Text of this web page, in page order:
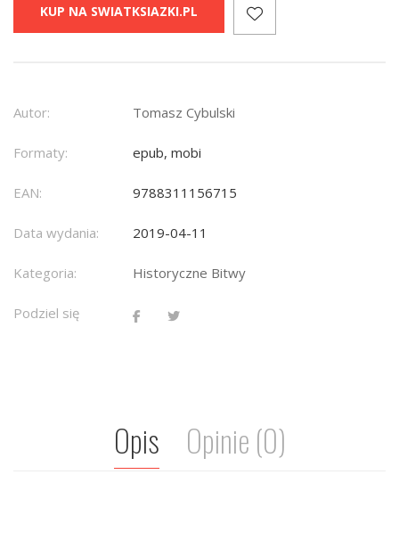
KUP NA SWIATKSIAZKI.PL
Autor: Tomasz Cybulski
Formaty: epub, mobi
EAN: 9788311156715
Data wydania: 2019-04-11
Kategoria: Historyczne Bitwy
Podziel się
Opis Opinie (0)